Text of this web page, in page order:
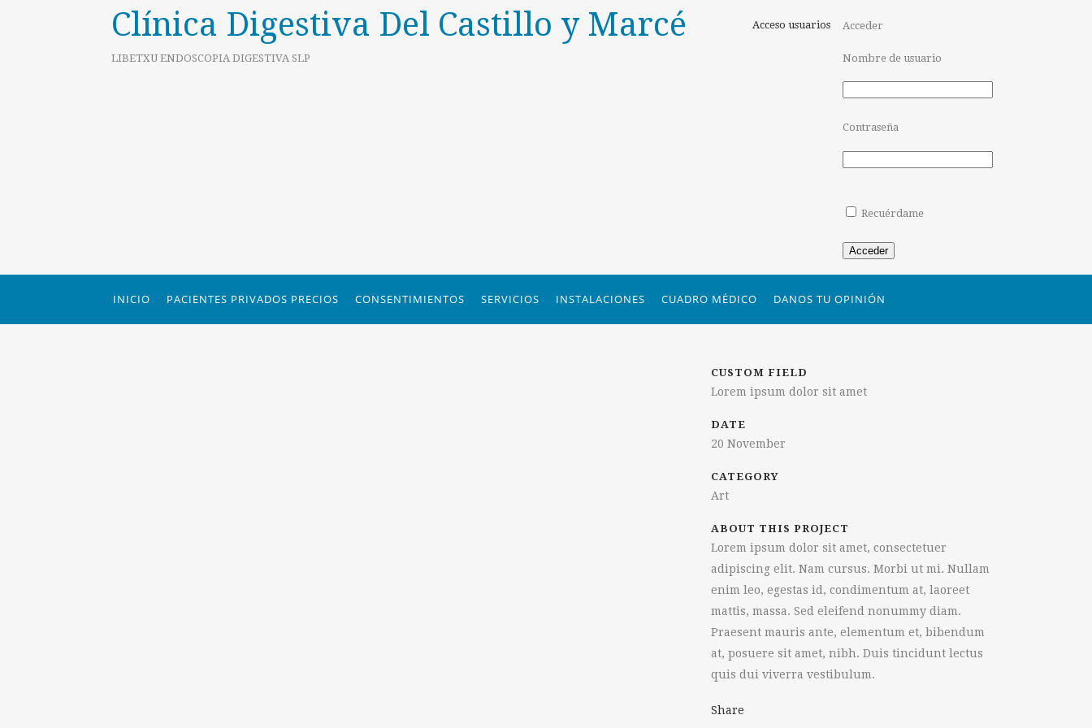
Clínica Digestiva Del Castillo y Marcé
LIBETXU ENDOSCOPIA DIGESTIVA SLP
Acceso usuarios Acceder
Nombre de usuario
Contraseña
Recuérdame
Acceder
INICIO PACIENTES PRIVADOS PRECIOS CONSENTIMIENTOS SERVICIOS INSTALACIONES CUADRO MÉDICO DANOS TU OPINIÓN
CUSTOM FIELD
Lorem ipsum dolor sit amet
DATE
20 November
CATEGORY
Art
ABOUT THIS PROJECT
Lorem ipsum dolor sit amet, consectetuer
adipiscing elit. Nam cursus. Morbi ut mi. Nullam
enim leo, egestas id, condimentum at, laoreet
mattis, massa. Sed eleifend nonummy diam.
Praesent mauris ante, elementum et, bibendum
at, posuere sit amet, nibh. Duis tincidunt lectus
quis dui viverra vestibulum.
Share